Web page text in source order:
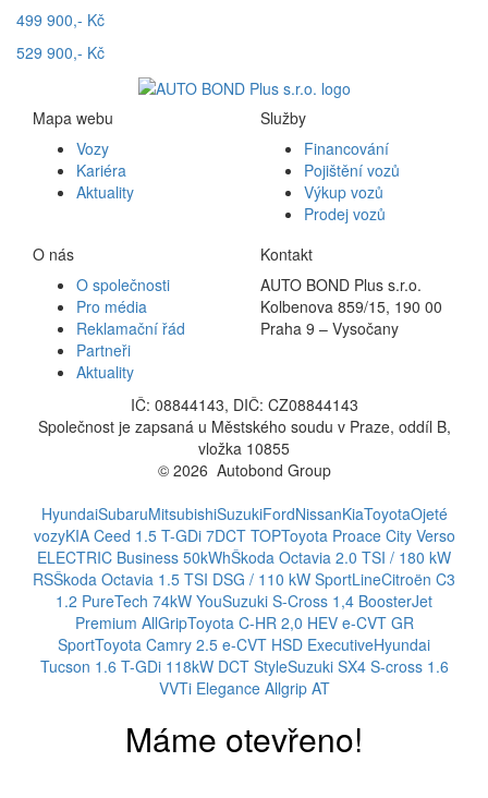
499 900,- Kč
529 900,- Kč
Mapa webu
Vozy
Kariéra
Aktuality
Služby
Financování
Pojištění vozů
Výkup vozů
Prodej vozů
O nás
O společnosti
Pro média
Reklamační řád
Partneři
Aktuality
Kontakt
AUTO BOND Plus s.r.o.
Kolbenova 859/15, 190 00
Praha 9 – Vysočany
IČ: 08844143, DIČ: CZ08844143
Společnost je zapsaná u Městského soudu v Praze, oddíl B,
vložka 10855
© 2026 Autobond Group
HyundaiSubaruMitsubishiSuzukiFordNissanKiaToyotaOjeté
vozyKIA Ceed 1.5 T-GDi 7DCT TOPToyota Proace City Verso
ELECTRIC Business 50kWhŠkoda Octavia 2.0 TSI / 180 kW
RSŠkoda Octavia 1.5 TSI DSG / 110 kW SportLineCitroën C3
1.2 PureTech 74kW YouSuzuki S-Cross 1,4 BoosterJet
Premium AllGripToyota C-HR 2,0 HEV e-CVT GR
SportToyota Camry 2.5 e-CVT HSD ExecutiveHyundai
Tucson 1.6 T-GDi 118kW DCT StyleSuzuki SX4 S-cross 1.6
VVTi Elegance Allgrip AT
Máme otevřeno!